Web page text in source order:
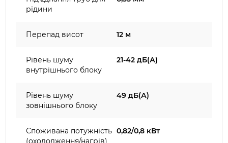
рідини
Перепад висот 12 м
Рівень шуму
внутрішнього блоку
21-42 дБ(А)
Рівень шуму
зовнішнього блоку
49 дБ(А)
Споживана потужність
(охолодження/нагрів)
0,82/0,8 кВт